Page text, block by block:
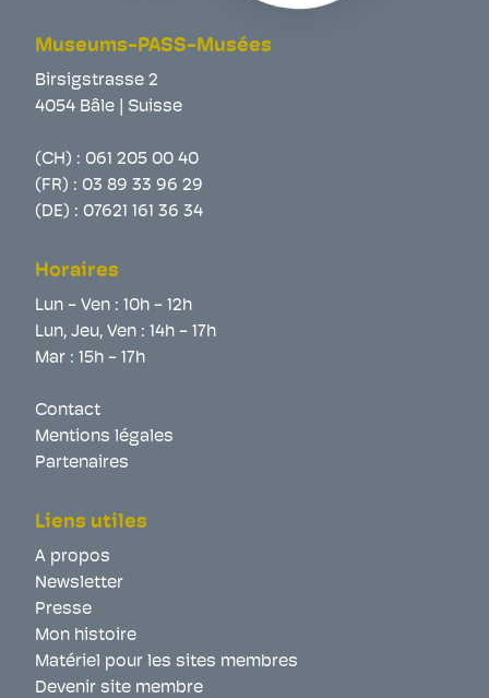
Museums-PASS-Musées
Birsigstrasse 2
4054 Bâle | Suisse
(CH) : 061 205 00 40
(FR) : 03 89 33 96 29
(DE) : 07621 161 36 34
Horaires
Lun - Ven : 10h - 12h
Lun, Jeu, Ven : 14h - 17h
Mar : 15h - 17h
Contact
Mentions légales
Partenaires
Liens utiles
A propos
Newsletter
Presse
Mon histoire
Matériel pour les sites membres
Devenir site membre